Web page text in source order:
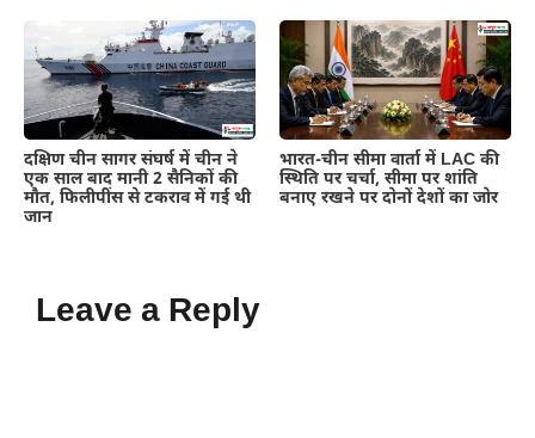
दक्षिण चीन सागर संघर्ष में चीन ने
एक साल बाद मानी 2 सैनिकों की
मौत, फिलीपींस से टकराव में गई थी
जान
भारत-चीन सीमा वार्ता में LAC की
स्थिति पर चर्चा, सीमा पर शांति
बनाए रखने पर दोनों देशों का जोर
Leave a Reply